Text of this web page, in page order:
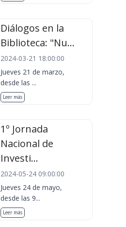
Diálogos en la
Biblioteca: "Nu...
2024-03-21 18:00:00
Jueves 21 de marzo,
desde las ...
Leer más
1º Jornada
Nacional de
Investi...
2024-05-24 09:00:00
Jueves 24 de mayo,
desde las 9...
Leer más